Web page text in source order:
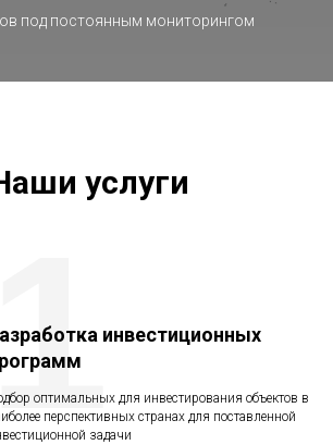
под постоянным мониторингом
услуги
инвестиционных
оптимальных для инвестирования объектов в
перспективных странах для поставленной
задачи